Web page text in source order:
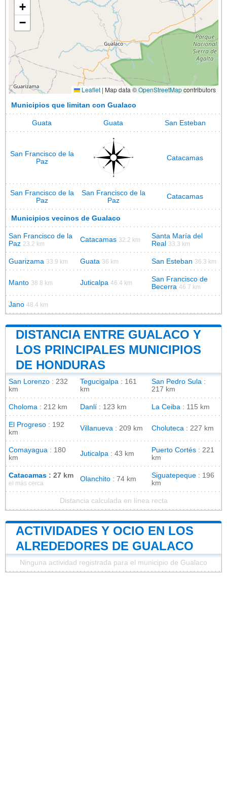
+
−
Leaflet | Map data ©OpenStreetMapcontributors
Municipios que limitan con Gualaco
Guata Guata San Esteban
San Francisco de la
Paz
Catacamas
San Francisco de la
Paz
San Francisco de la
Paz
Catacamas
Municipios vecinos de Gualaco
San Francisco de la
Paz 23.2 km
Catacamas 32.2 km
Santa María del
Real
33.3 km
Guarizama 33.9 km Guata 36 km San Esteban 36.3 km
Manto 38.8 km Juticalpa 46.4 km
San Francisco de
Becerra 46.7 km
Jano 48.4 km
DISTANCIA ENTRE GUALACO Y
LOS PRINCIPALES MUNICIPIOS
DE HONDURAS
San Lorenzo : 232
km
Tegucigalpa : 161
km
San Pedro Sula :
217 km
Choloma : 212 km Danlí : 123 km La Ceiba : 115 km
El Progreso : 192
km
Villanueva : 209 km Choluteca : 227 km
Comayagua : 180
km
Juticalpa : 43 km Puerto Cortés : 221
km
Catacamas : 27 km
el más cerca
Olanchito : 74 km Siguatepeque : 196
km
Distancia calculada en línea recta
ACTIVIDADES Y OCIO EN LOS
ALREDEDORES DE GUALACO
Ninguna actividad registrada para el municipio de Gualaco